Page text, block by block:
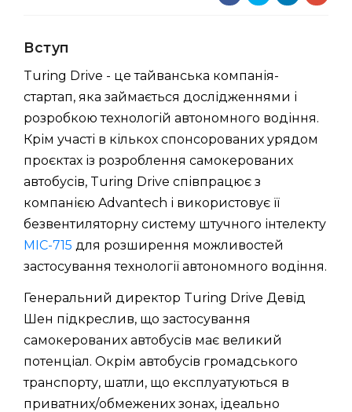
Вступ
Turing Drive - це тайванська компанія-
стартап, яка займається дослідженнями і
розробкою технологій автономного водіння.
Крім участі в кількох спонсорованих урядом
проєктах із розроблення самокерованих
автобусів, Turing Drive співпрацює з
компанією Advantech і використовує її
безвентиляторну систему штучного інтелекту
MIC-715 для розширення можливостей
застосування технології автономного водіння.
Генеральний директор Turing Drive Девід
Шен підкреслив, що застосування
самокерованих автобусів має великий
потенціал. Окрім автобусів громадського
транспорту, шатли, що експлуатуються в
приватних/обмежених зонах, ідеально